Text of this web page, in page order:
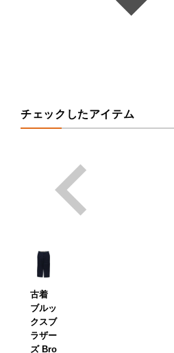
チェックしたアイテム
古着
ブルッ
クスブ
ラザー
ズ Bro